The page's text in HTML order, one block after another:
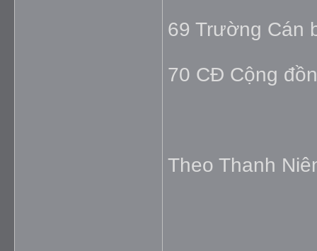
69 Trường Cán
70 CĐ Cộng
Theo Thanh